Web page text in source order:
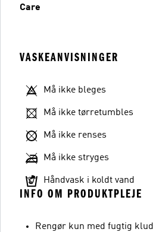
Care
VASKEANVISNINGER
Må ikke bleges
Må ikke tørretumbles
Må ikke renses
Må ikke stryges
Håndvask i koldt vand
INFO OM PRODUKTPLEJE
Rengør kun med fugtig klud